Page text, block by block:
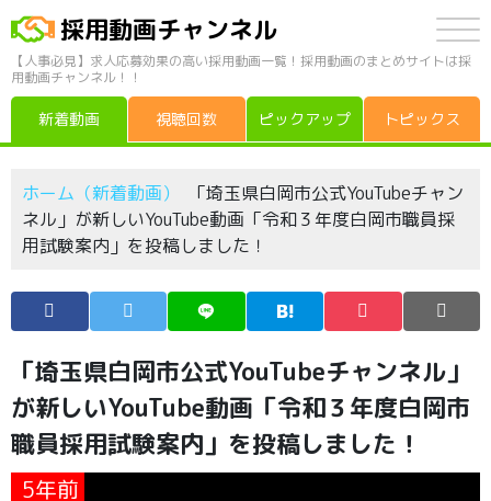
採用動画チャンネル
【人事必見】求人応募効果の高い採用動画一覧！採用動画のまとめサイトは採
用動画チャンネル！！
新着動画 視聴回数 ピックアップ トピックス
ホーム（新着動画）
「埼玉県白岡市公式YouTubeチャン
ネル」が新しいYouTube動画「令和３年度白岡市職員採
用試験案内」を投稿しました！
「埼玉県白岡市公式YouTubeチャンネル」
が新しいYouTube動画「令和３年度白岡市
職員採用試験案内」を投稿しました！
5年前